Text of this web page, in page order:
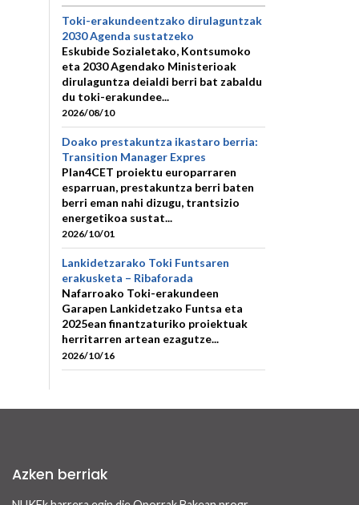
Toki-erakundeentzako dirulaguntzak
2030 Agenda sustatzeko
Eskubide Sozialetako, Kontsumoko
eta 2030 Agendako Ministerioak
dirulaguntza deialdi berri bat zabaldu
du toki-erakundee...
2026/08/10
Doako prestakuntza ikastaro berria:
Transition Manager Expres
Plan4CET proiektu europarraren
esparruan, prestakuntza berri baten
berri eman nahi dizugu, trantsizio
energetikoa sustat...
2026/10/01
Lankidetzarako Toki Funtsaren
erakusketa – Ribaforada
Nafarroako Toki-erakundeen
Garapen Lankidetzako Funtsa eta
2025ean finantzaturiko proiektuak
herritarren artean ezagutze...
2026/10/16
Azken berriak